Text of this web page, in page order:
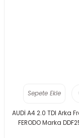
Sepete Ekle
AUDİ A4 2.0 TDI Arka
FERODO Marka